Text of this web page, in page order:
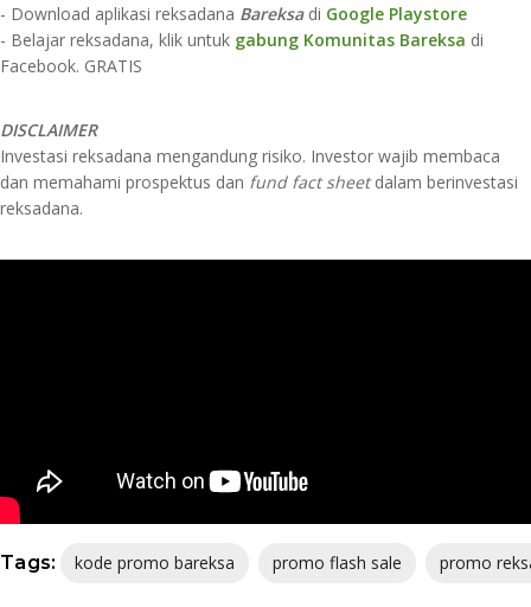
- Download aplikasi reksadana Bareksadi Google Playstore
- Belajar reksadana, klik untuk gabung Komunitas Bareksa di
Facebook. GRATIS
DISCLAIMER​
Investasi reksadana mengandung risiko. Investor wajib membaca
dan memahami prospektus dan fund fact sheetdalam berinvestasi
reksadana.
Tags: kode promo bareksa promo flash sale promo